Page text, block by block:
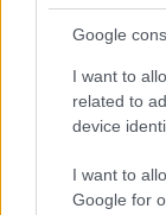
Google
I want to
related to
device
I want to
Google for